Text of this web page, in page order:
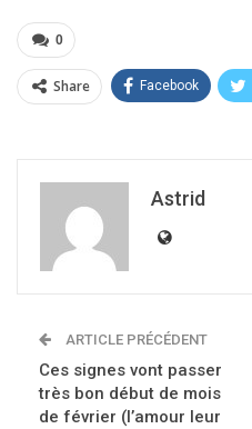
0
Share Facebook
Astrid
ARTICLE PRÉCÉDENT
Ces signes vont passer
très bon début de mois
de février (l’amour leur